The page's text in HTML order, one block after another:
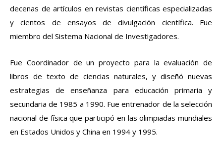
decenas de artículos en revistas científicas especializadas
y cientos de ensayos de divulgación científica. Fue
miembro del Sistema Nacional de Investigadores.
Fue Coordinador de un proyecto para la evaluación de
libros de texto de ciencias naturales, y diseñó nuevas
estrategias de enseñanza para educación primaria y
secundaria de 1985 a 1990. Fue entrenador de la selección
nacional de física que participó en las olimpiadas mundiales
en Estados Unidos y China en 1994 y 1995.